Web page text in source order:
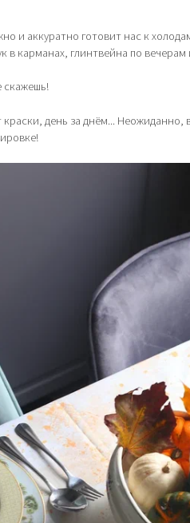
и аккуратно готовит нас к
в карманах, глинтвейна по
скажешь!
день за днём... Неожиданно,